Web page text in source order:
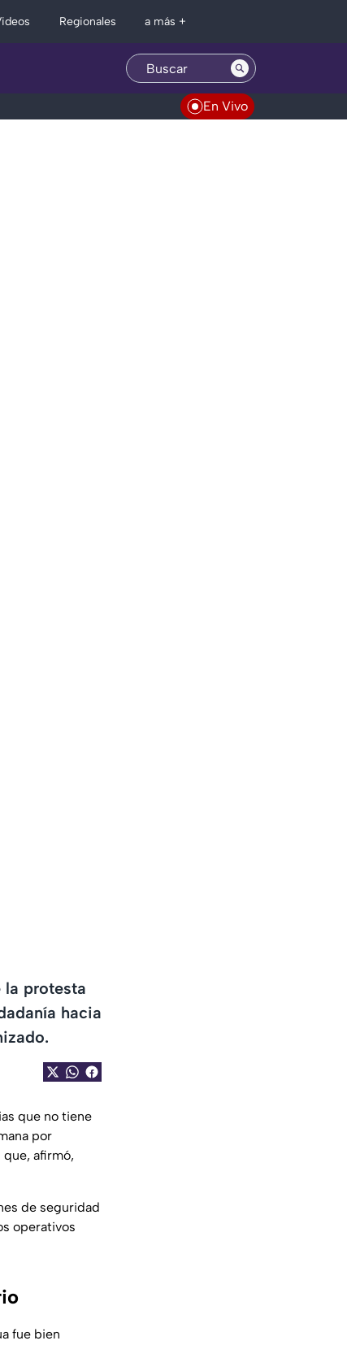
Regionales a más +
En Vivo
la protesta
hacia
que no tiene
por
afirmó,
de seguridad
operativos
fue bien